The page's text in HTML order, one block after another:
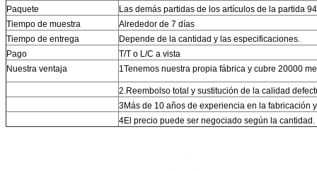
Paquete
Las demás partidas de los artículos de la partida
Tiempo de muestra
Alrededor de 7 días
Tiempo de entrega
Depende de la cantidad y las especificaciones.
Pago
T/T o L/C a vista
Nuestra ventaja
1Tenemos nuestra propia fábrica y cubre 20000
2.Reembolso total y sustitución de la calidad
3Más de 10 años de experiencia en la fabricación
4El precio puede ser negociado según la cantidad.